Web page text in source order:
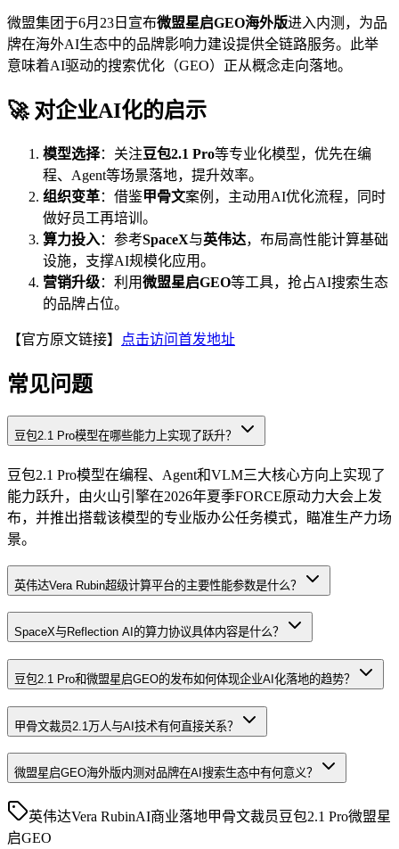
微盟集团于6月23日宣布微盟星启GEO海外版进入内测，为品
牌在海外AI生态中的品牌影响力建设提供全链路服务。此举
意味着AI驱动的搜索优化（GEO）正从概念走向落地。
🚀 对企业AI化的启示
模型选择：关注豆包2.1 Pro等专业化模型，优先在编
程、Agent等场景落地，提升效率。
组织变革：借鉴甲骨文案例，主动用AI优化流程，同时
做好员工再培训。
算力投入：参考SpaceX与英伟达，布局高性能计算基础
设施，支撑AI规模化应用。
营销升级：利用微盟星启GEO等工具，抢占AI搜索生态
的品牌占位。
【官方原文链接】 点击访问首发地址
常见问题
豆包2.1 Pro模型在哪些能力上实现了跃升？
豆包2.1 Pro模型在编程、Agent和VLM三大核心方向上实现了
能力跃升，由火山引擎在2026年夏季FORCE原动力大会上发
布，并推出搭载该模型的专业版办公任务模式，瞄准生产力场
景。
英伟达Vera Rubin超级计算平台的主要性能参数是什么？
SpaceX与Reflection AI的算力协议具体内容是什么？
豆包2.1 Pro和微盟星启GEO的发布如何体现企业AI化落地的趋势？
甲骨文裁员2.1万人与AI技术有何直接关系？
微盟星启GEO海外版内测对品牌在AI搜索生态中有何意义？
英伟达Vera RubinAI商业落地甲骨文裁员 豆包2.1 Pro微盟星
启GEO